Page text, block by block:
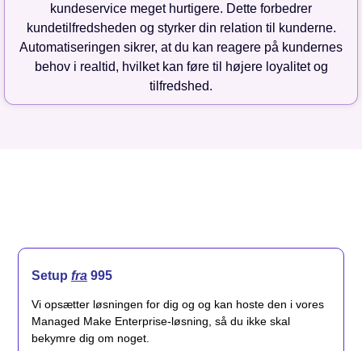
kundeservice meget hurtigere. Dette forbedrer
kundetilfredsheden og styrker din relation til kunderne.
Automatiseringen sikrer, at du kan reagere på kundernes
behov i realtid, hvilket kan føre til højere loyalitet og
tilfredshed.
Setup fra 995
Vi opsætter løsningen for dig og og kan hoste den i vores
Managed Make Enterprise-løsning, så du ikke skal
bekymre dig om noget.